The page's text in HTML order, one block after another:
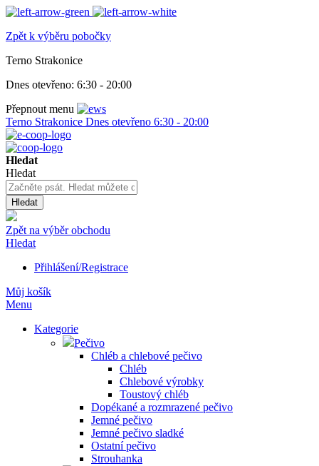
Zpět k výběru pobočky
Terno Strakonice
Dnes otevřeno: 6:30 - 20:00
Přepnout menu
Terno Strakonice Dnes otevřeno 6:30 - 20:00
Hledat
Hledat
Hledat
Zpět na výběr obchodu
Hledat
Přihlášení/Registrace
Můj košík
Menu
Kategorie
Pečivo
Chléb a chlebové pečivo
Chléb
Chlebové výrobky
Toustový chléb
Dopékané a rozmrazené pečivo
Jemné pečivo
Jemné pečivo sladké
Ostatní pečivo
Strouhanka